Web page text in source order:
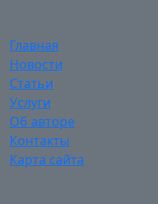
Главная
Новости
Статьи
Услуги
Об авторе
Контакты
Карта сайта